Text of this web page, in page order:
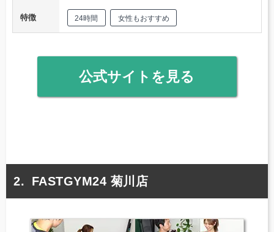
特徴 24時間 女性もおすすめ
公式サイトを見る
FASTGYM24 菊川店